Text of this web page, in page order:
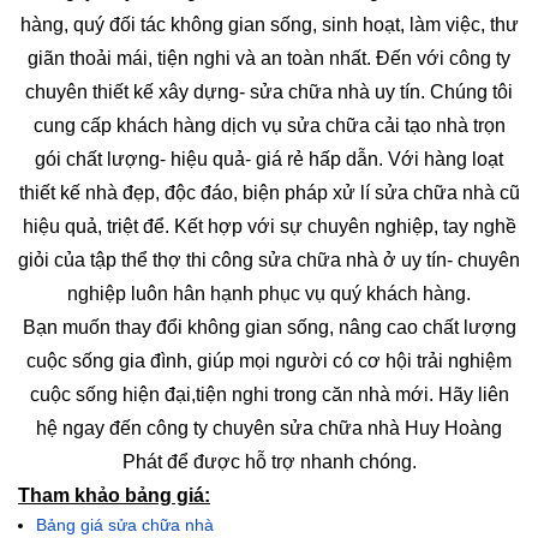
hàng, quý đối tác không gian sống, sinh hoạt, làm việc, thư
giãn thoải mái, tiện nghi và an toàn nhất. Đến với công ty
chuyên thiết kế xây dựng- sửa chữa nhà uy tín. Chúng tôi
cung cấp khách hàng dịch vụ sửa chữa cải tạo nhà trọn
gói chất lượng- hiệu quả- giá rẻ hấp dẫn. Với hàng loạt
thiết kế nhà đẹp, độc đáo, biện pháp xử lí sửa chữa nhà cũ
hiệu quả, triệt để. Kết hợp với sự chuyên nghiệp, tay nghề
giỏi của tập thể thợ thi công sửa chữa nhà ở uy tín- chuyên
nghiệp luôn hân hạnh phục vụ quý khách hàng.
Bạn muốn thay đổi không gian sống, nâng cao chất lượng
cuộc sống gia đình, giúp mọi người có cơ hội trải nghiệm
cuộc sống hiện đại,tiện nghi trong căn nhà mới. Hãy liên
hệ ngay đến công ty chuyên sửa chữa nhà Huy Hoàng
Phát để được hỗ trợ nhanh chóng.
Tham khảo bảng giá:
Bảng giá sửa chữa nhà